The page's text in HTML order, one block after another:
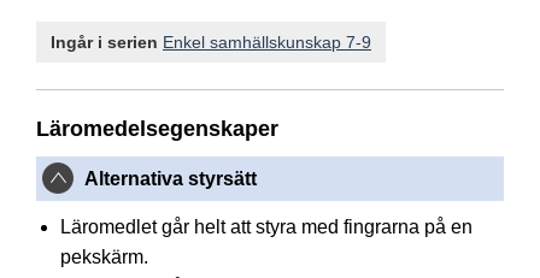
Ingår i serien Enkel samhällskunskap 7-9
Läromedelsegenskaper
Alternativa styrsätt
Läromedlet går helt att styra med fingrarna på en
pekskärm.